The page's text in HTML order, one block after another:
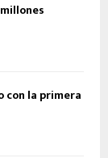
con la primera